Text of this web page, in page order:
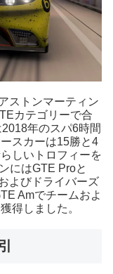
ストンマーティン
カテゴリーで合
年のスパ6時間
スカーは15勝と4
しいトロフィーを
にはGTE Proと
よびドライバーズ
Amでチームおよ
得しました。